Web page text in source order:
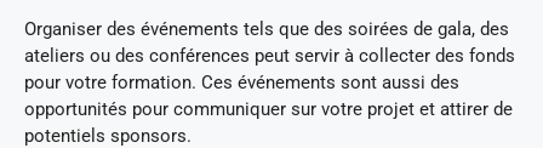
Organiser des événements tels que des soirées de gala, des
ateliers ou des conférences peut servir à collecter des fonds
pour votre formation. Ces événements sont aussi des
opportunités pour communiquer sur votre projet et attirer de
potentiels sponsors.